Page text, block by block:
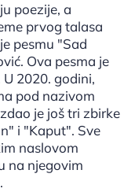
poezije, a
prvog talasa
pesmu "Sad
Ova pesma je
2020. godini,
pod nazivom
je još tri zbirke
i "Kaput". Sve
naslovom
na njegovim